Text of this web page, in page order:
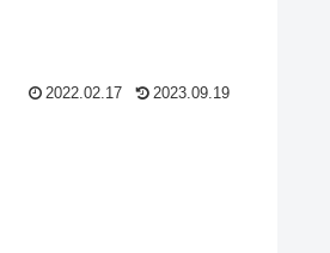
2022.02.17 2023.09.19